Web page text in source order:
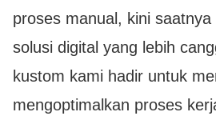
proses manual, kini
solusi digital yang lebih
kustom kami hadir untuk
mengoptimalkan proses